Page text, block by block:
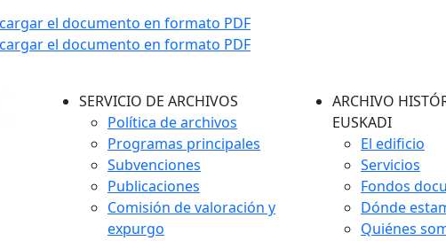
el documento en formato PDF
el documento en formato PDF
SERVICIO DE ARCHIVOS
Política de archivos
Programas principales
Subvenciones
Publicaciones
Comisión de valoración y
expurgo
ARCHIVO
EUSKADI
El edificio
Servicios
Fondos
Dónde
Quiénes